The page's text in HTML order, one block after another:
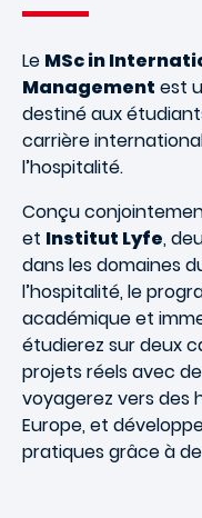
Le MSc in
Management est
destiné aux
carrière
l’hospitalité.
Conçu
et Institut Lyfe,
dans les domaines
l’hospitalité, le
académique et
étudierez sur deux
projets réels avec
voyagerez vers des
Europe, et
pratiques grâce à